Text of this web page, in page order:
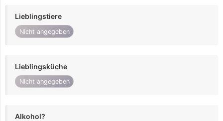
Lieblingstiere
Nicht angegeben
Lieblingsküche
Nicht angegeben
Alkohol?